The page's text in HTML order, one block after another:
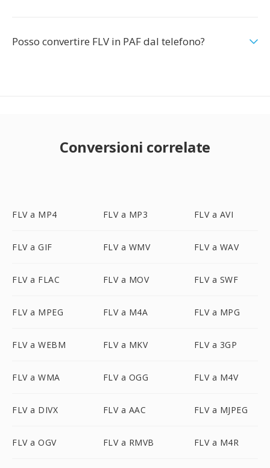
Posso convertire FLV in PAF dal telefono?
Conversioni correlate
FLV a MP4 FLV a MP3 FLV a AVI
FLV a GIF FLV a WMV FLV a WAV
FLV a FLAC FLV a MOV FLV a SWF
FLV a MPEG FLV a M4A FLV a MPG
FLV a WEBM FLV a MKV FLV a 3GP
FLV a WMA FLV a OGG FLV a M4V
FLV a DIVX FLV a AAC FLV a MJPEG
FLV a OGV FLV a RMVB FLV a M4R